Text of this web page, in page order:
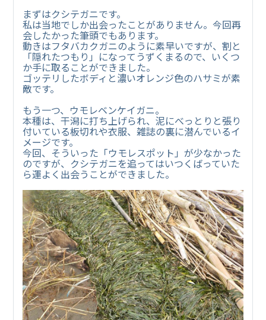
まずはクシテガニです。
私は当地でしか出会ったことがありません。今回再
会したかった筆頭でもあります。
動きはフタバカクガニのように素早いですが、割と
「隠れたつもり」になってうずくまるので、いくつ
か手に取ることができました。
ゴッテリしたボディと濃いオレンジ色のハサミが素
敵です。
もう一つ、ウモレベンケイガニ。
本種は、干潟に打ち上げられ、泥にべっとりと張り
付いている板切れや衣服、雑誌の裏に潜んでいるイ
メージです。
今回、そういった「ウモレスポット」が少なかった
のですが、クシテガニを追ってはいつくばっていた
ら運よく出会うことができました。